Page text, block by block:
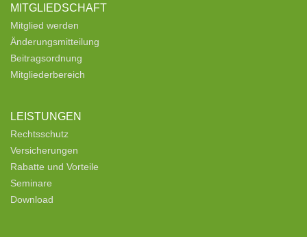
MITGLIEDSCHAFT
Mitglied werden
Änderungsmitteilung
Beitragsordnung
Mitgliederbereich
LEISTUNGEN
Rechtsschutz
Versicherungen
Rabatte und Vorteile
Seminare
Download